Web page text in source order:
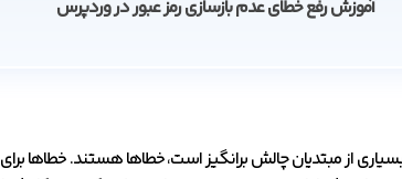
آموزش رفع خطای عدم بازسازی رمز عبور در وردپرس
از مبتدیان چالش برانگیز است، خطاها هستند. خطاها